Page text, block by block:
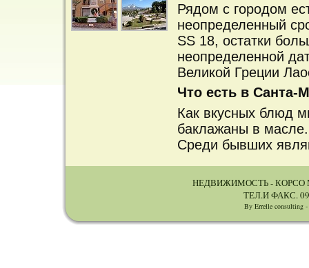
Рядом с городом
неопределенный
SS 18, остатки
неопределенной
Великой Греции
Что есть в Санта-
Как вкусных блюд
баклажаны в
Среди бывших
НЕДВИЖИМОСТЬ - КОРСО
ТЕЛ.И ФАКС.
By Errelle consulting